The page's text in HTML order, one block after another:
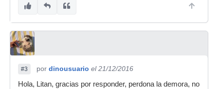
#3 por dinousuario el 21/12/2016
Hola, Litan, gracias por responder, perdona la demora, no